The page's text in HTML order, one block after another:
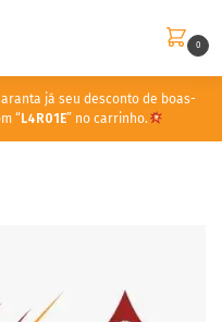
0
já seu desconto de boas-
“ L4R01E” no carrinho.